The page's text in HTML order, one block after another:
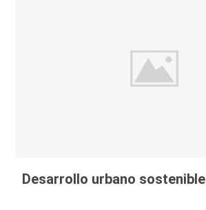
Desarrollo urbano sostenible